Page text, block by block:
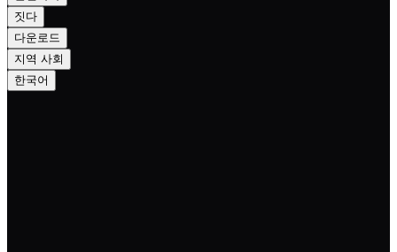
짓다
다운로드
지역 사회
한국어